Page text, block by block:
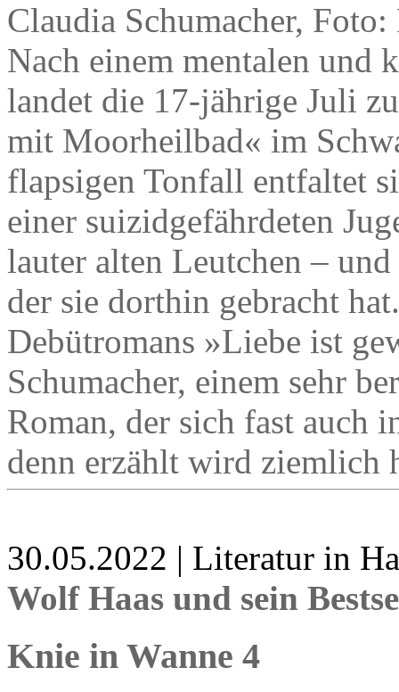
Claudia Schumacher, Foto:
Nach einem mentalen und
landet die 17-jährige Juli
mit Moorheilbad« im
flapsigen Tonfall entfaltet
einer suizidgefährdeten
lauter alten Leutchen –
der sie dorthin gebracht
Debütromans »Liebe ist
Schumacher, einem sehr
Roman, der sich fast auch
denn erzählt wird ziemlich
30.05.2022 | Literatur in
Wolf Haas und sein
Knie in Wanne 4